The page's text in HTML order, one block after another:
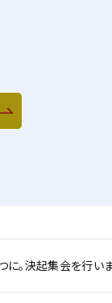
。決起集会を行いま